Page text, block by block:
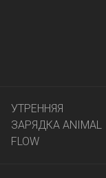
УТРЕННЯЯ
ЗАРЯДКА ANIMAL
FLOW